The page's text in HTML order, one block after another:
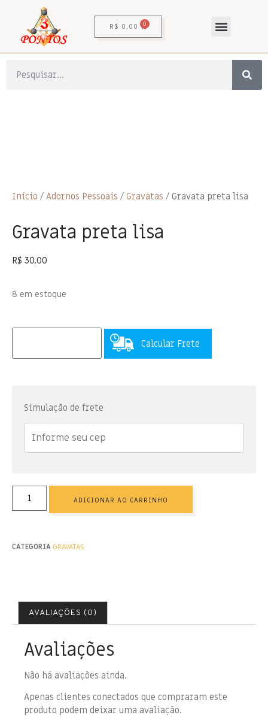
R$ 0,00 0
Início / Adornos Pessoais / Gravatas / Gravata preta lisa
Gravata preta lisa
R$ 30,00
8 em estoque
Calcular Frete
Simulação de frete
ADICIONAR AO CARRINHO
CATEGORIA GRAVATAS
AVALIAÇÕES (0)
Avaliações
Não há avaliações ainda.
Apenas clientes conectados que compraram este
produto podem deixar uma avaliação.